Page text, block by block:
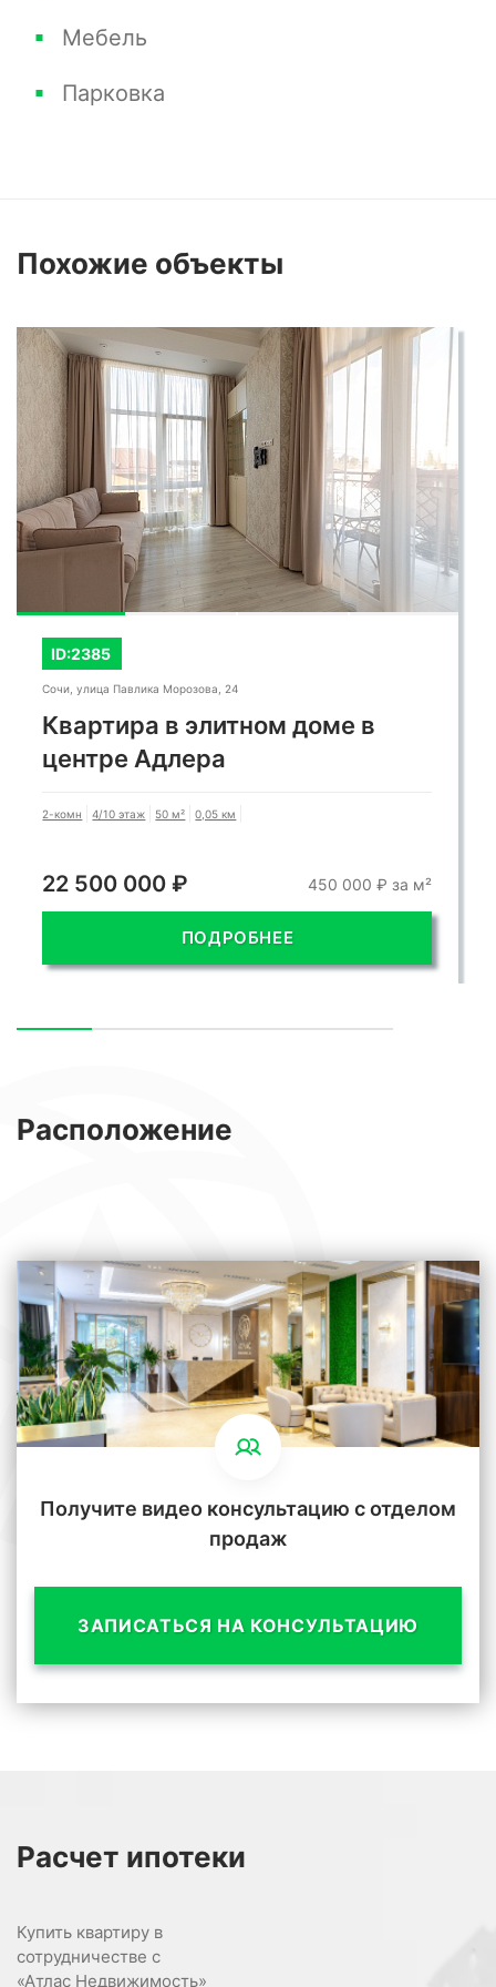
Мебель
Парковка
Похожие объекты
ID:2385
Сочи, улица Павлика Морозова, 24
Квартира в элитном доме в
центре Адлера
2-комн 4/10 этаж 50 м² 0,05 км
22 500 000 ₽ 450 000 ₽ за м²
ПОДРОБНЕЕ
Расположение
Получите видео консультацию с отделом
продаж
ЗАПИСАТЬСЯ НА КОНСУЛЬТАЦИЮ
Расчет ипотеки
Купить квартиру в
сотрудничестве с
«Атлас Недвижимость»